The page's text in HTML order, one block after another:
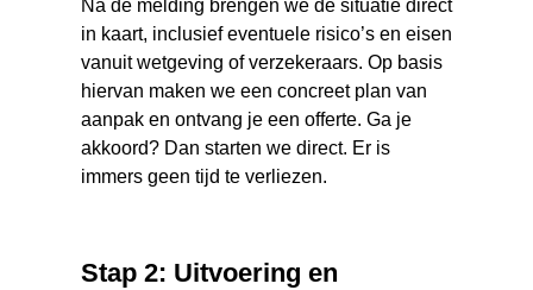
Na de melding brengen we de situatie direct
in kaart, inclusief eventuele risico’s en eisen
vanuit wetgeving of verzekeraars. Op basis
hiervan maken we een concreet plan van
aanpak en ontvang je een offerte. Ga je
akkoord? Dan starten we direct. Er is
immers geen tijd te verliezen.
Stap 2: Uitvoering en